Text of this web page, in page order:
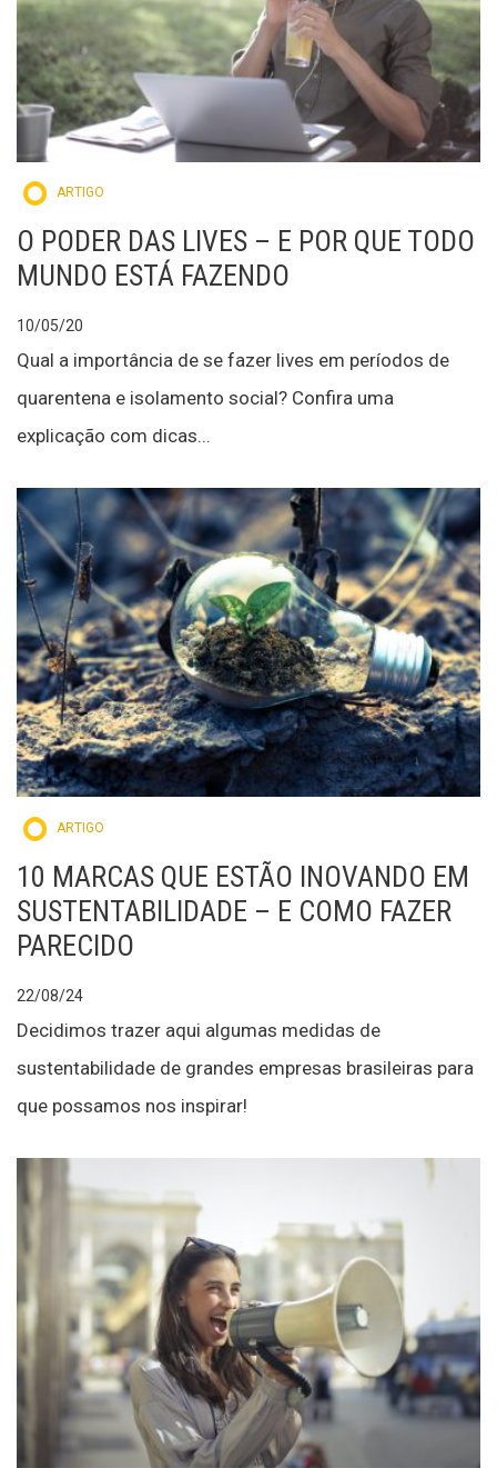
ARTIGO
O PODER DAS LIVES – E POR QUE TODO
MUNDO ESTÁ FAZENDO
10/05/20
Qual a importância de se fazer lives em períodos de
quarentena e isolamento social? Confira uma
explicação com dicas...
ARTIGO
10 MARCAS QUE ESTÃO INOVANDO EM
SUSTENTABILIDADE – E COMO FAZER
PARECIDO
22/08/24
Decidimos trazer aqui algumas medidas de
sustentabilidade de grandes empresas brasileiras para
que possamos nos inspirar!